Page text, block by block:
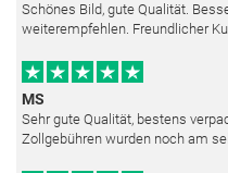
Schönes Bild, gute Qualität.
weiterempfehlen. Freundlicher Kundendienst. Haben sich sehr bemüht
MS
Sehr gute Qualität, bestens
Zollgebühren wurden noch am